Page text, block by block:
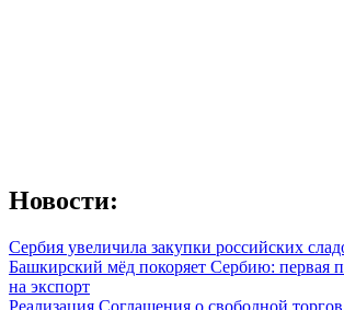
Новости:
Сербия увеличила закупки российских
Башкирский мёд покоряет Сербию: первая
на экспорт
Реализация Соглашения о свободной